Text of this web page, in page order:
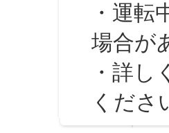
・運転
場合が
・詳し
くださ